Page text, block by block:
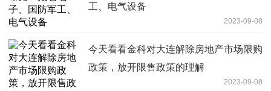
工、电气设备
2023-09-08
今天看看金科对大连解除房地产市场限购
政策，放开限售政策的理解
2023-09-08